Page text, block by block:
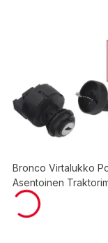
Bronco Virtalukko
Asentoinen